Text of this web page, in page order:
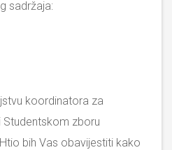
sadržaja:
koordinatora za
Studentskom zboru
bih Vas obavijestiti kako